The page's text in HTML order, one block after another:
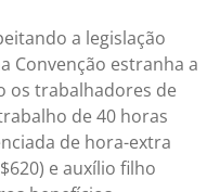
a legislação
Convenção estranha a
os trabalhadores de
de 40 horas
de hora-extra
e auxílio filho